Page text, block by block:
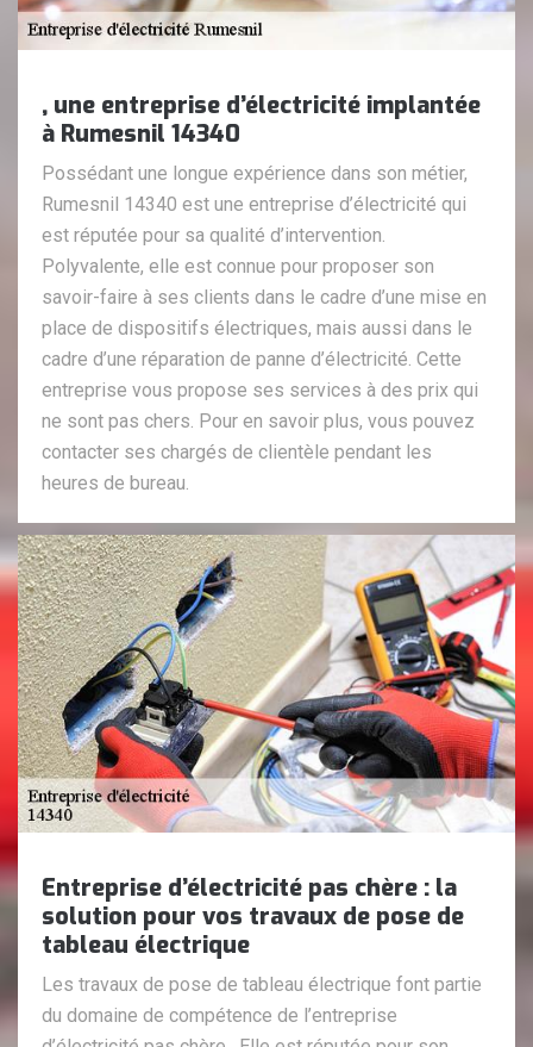
, une entreprise d’électricité implantée
à Rumesnil 14340
Possédant une longue expérience dans son métier,
Rumesnil 14340 est une entreprise d’électricité qui
est réputée pour sa qualité d’intervention.
Polyvalente, elle est connue pour proposer son
savoir-faire à ses clients dans le cadre d’une mise en
place de dispositifs électriques, mais aussi dans le
cadre d’une réparation de panne d’électricité. Cette
entreprise vous propose ses services à des prix qui
ne sont pas chers. Pour en savoir plus, vous pouvez
contacter ses chargés de clientèle pendant les
heures de bureau.
Entreprise d’électricité pas chère : la
solution pour vos travaux de pose de
tableau électrique
Les travaux de pose de tableau électrique font partie
du domaine de compétence de l’entreprise